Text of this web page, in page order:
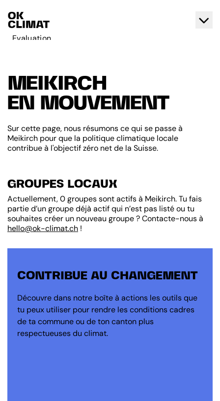
Evaluation
Contact
Français
MEIKIRCH
EN MOUVEMENT
Sur cette page, nous résumons ce qui se passe à
Meikirch pour que la politique climatique locale
contribue à l'objectif zéro net de la Suisse.
GROUPES LOCAUX
Actuellement, 0 groupes sont actifs à Meikirch. Tu fais
partie d’un groupe déjà actif qui n’est pas listé ou tu
souhaites créer un nouveau groupe ? Contacte-nous à
hello@ok-climat.ch !
CONTRIBUE AU CHANGEMENT
Découvre dans notre boîte à actions les outils que
tu peux utiliser pour rendre les conditions cadres
de ta commune ou de ton canton plus
respectueuses du climat.